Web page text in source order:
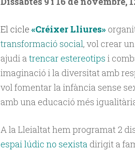
El cicle «Créixer Lliures»
transformació social, vol crear un
ajudi a trencar estereotips i
imaginació i la diversitat amb
vol fomentar la infància sense
amb una educació més
A la Lleialtat hem programat 2
espai lúdic no sexistadirigit a